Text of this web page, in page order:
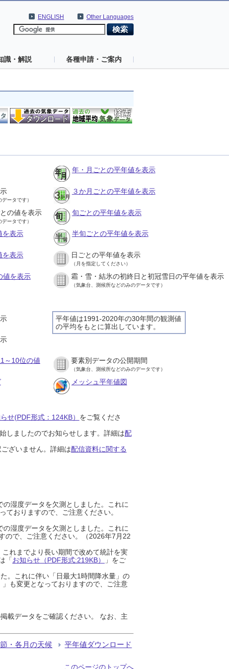
Other Languages
ENGLISH
識・解説 各種申請・ご案内
年・月ごとの平年値を表示
ータです）
３か月ごとの平年値を表示
の値を表示
ータです）
旬ごとの平年値を表示
を表示 半旬ごとの平年値を表示
を表示 日ごとの平年値を表示
（月を指定してください）
値を表示 霜・雪・結氷の初終日と初冠雪日の平年値を表示
（気象台、測候所などのみのデータです）
平年値は1991-2020年の30年間の観測値
の平均をもとに算出しています。
～10位の値 要素別データの公開期間
（気象台、測候所などのみのデータです）
メッシュ平年値図
せ(PDF形式：124KB） をご覧くださ
しましたのでお知らせします。詳細は配
ざいません。詳細は配信資料に関する
湿度データを欠測としました。これに
おりますので、ご注意ください。
湿度データを欠測としました。これに
ので、ご注意ください。（2026年7月22
れまでより長い期間で改めて統計を実
「お知らせ（PDF形式:219KB）
」をご
。これに伴い「日最大1時間降水量」の
も変更となっておりますので、ご注意
載データをご確認ください。 なお、主
・各月の天候 平年値ダウンロード
このページのトップへ